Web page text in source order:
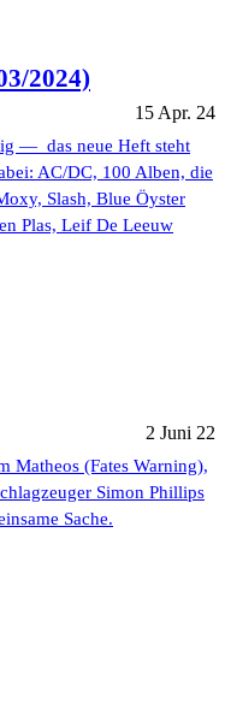
2024)
15 Apr. 24
— das neue Heft steht
AC/DC, 100 Alben, die
Slash, Blue Öyster
Plas, Leif De Leeuw
2 Juni 22
Matheos (Fates Warning),
Simon Phillips
Sache.